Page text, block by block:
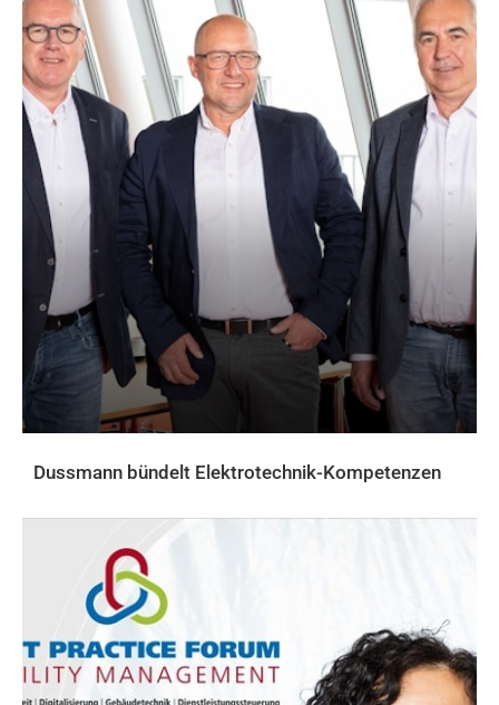
Dussmann bündelt Elektrotechnik-Kompetenzen